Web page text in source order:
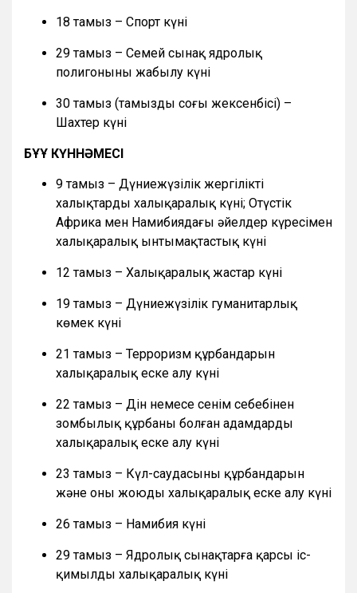
18 тамыз – Спорт күні
29 тамыз – Семей сынақ ядролық
полигонының жабылу күні
30 тамыз (тамыздың соңғы жексенбісі) –
Шахтер күні
БҰҰ КҮННӘМЕСІ
9 тамыз – Дүниежүзілік жергілікті
халықтардың халықаралық күні; Оңтүстік
Африка мен Намибиядағы әйелдер күресімен
халықаралық ынтымақтастық күні
12 тамыз – Халықаралық жастар күні
19 тамыз – Дүниежүзілік гуманитарлық
көмек күні
21 тамыз – Терроризм құрбандарын
халықаралық еске алу күні
22 тамыз – Дін немесе сенім себебінен
зомбылық құрбаны болған адамдарды
халықаралық еске алу күні
23 тамыз – Күл-саудасының құрбандарын
және оны жоюды халықаралық еске алу күні
26 тамыз – Намибия күні
29 тамыз – Ядролық сынақтарға қарсы іс-
қимылдың халықаралық күні